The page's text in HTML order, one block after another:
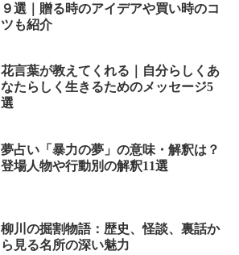
９選｜贈る時のアイデアや買い時のコ
ツも紹介
花言葉が教えてくれる｜自分らしくあ
なたらしく生きるためのメッセージ5
選
夢占い「暴力の夢」の意味・解釈は？
登場人物や行動別の解釈11選
柳川の掘割物語：歴史、怪談、裏話か
ら見る名所の深い魅力